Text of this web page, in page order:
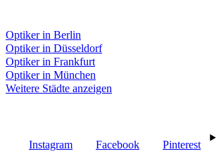
Optiker in Berlin
Optiker in Düsseldorf
Optiker in Frankfurt
Optiker in München
Weitere Städte anzeigen
Instagram Facebook Pinterest